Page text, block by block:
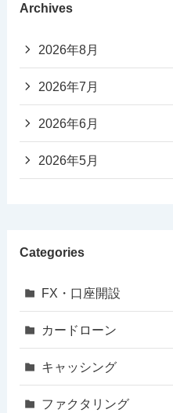
Archives
2026年8月
2026年7月
2026年6月
2026年5月
Categories
FX・口座開設
カードローン
キャッシング
ファクタリング